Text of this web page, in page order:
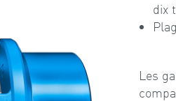
dix
Les